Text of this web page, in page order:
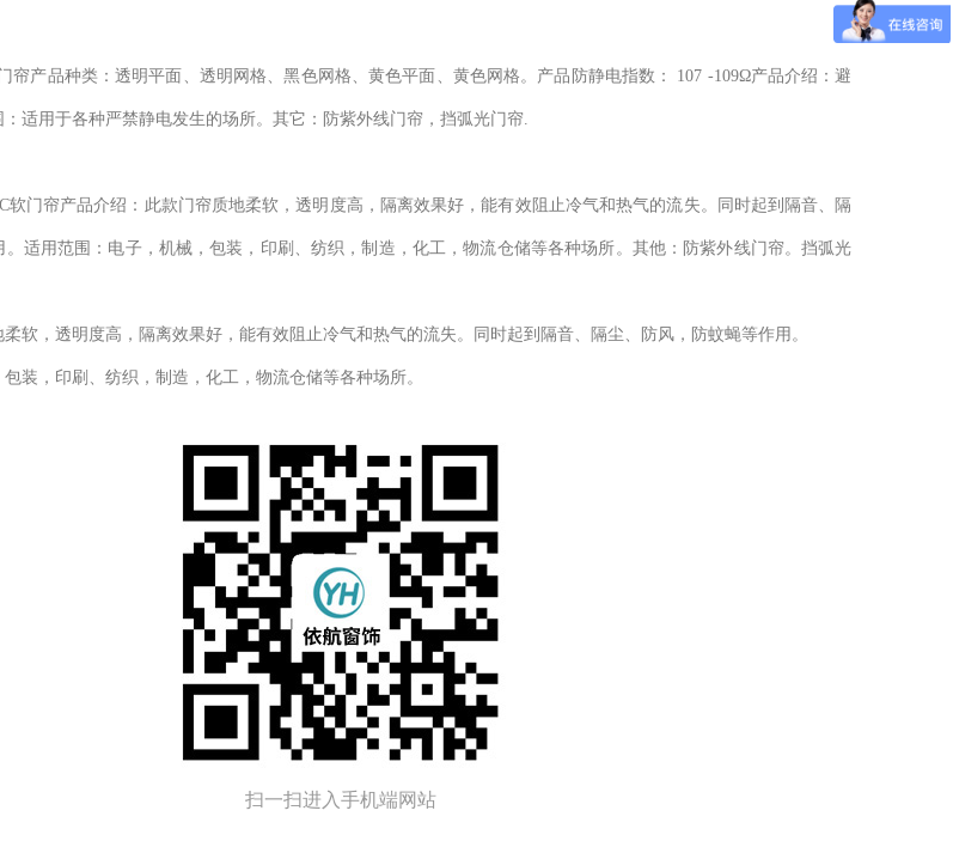
帘产品种类：透明平面、透明网格、黑色网格、黄色平面、黄色网格。产品防静电指数： 107 -109Ω产品介绍：避
适用于各种严禁静电发生的场所。其它：防紫外线门帘，挡弧光门帘.
软门帘产品介绍：此款门帘质地柔软，透明度高，隔离效果好，能有效阻止冷气和热气的流失。同时起到隔音、隔
适用范围：电子，机械，包装，印刷、纺织，制造，化工，物流仓储等各种场所。其他：防紫外线门帘。挡弧光
软，透明度高，隔离效果好，能有效阻止冷气和热气的流失。同时起到隔音、隔尘、防风，防蚊蝇等作用。
装，印刷、纺织，制造，化工，物流仓储等各种场所。
扫一扫进入手机端网站